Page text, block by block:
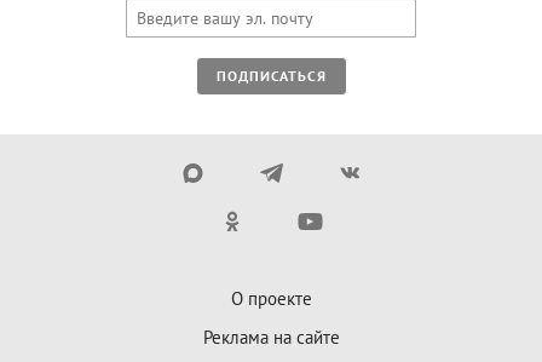
ПОДПИСАТЬСЯ
О проекте
Реклама на сайте